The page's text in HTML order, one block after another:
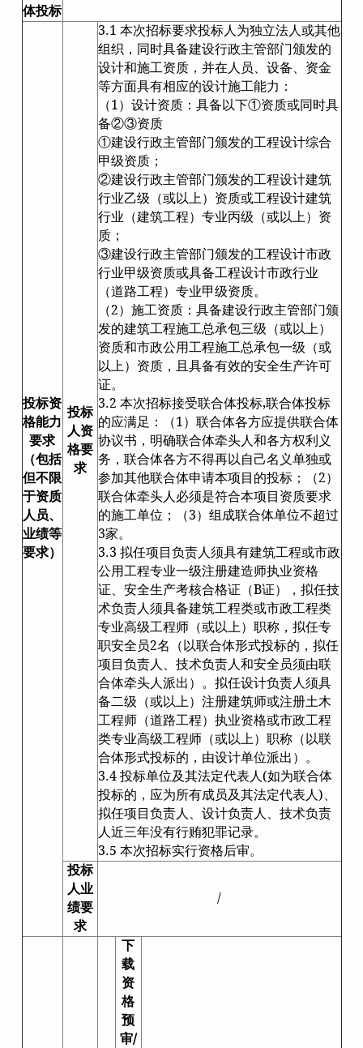
体投标
投标资
格能力
要求
（包括
但不限
于资质
人员、
业绩等
要求）
投标
人资
格要
求
3.1 本次招标要求投标人为独立法人或其他
组织，同时具备建设行政主管部门颁发的
设计和施工资质，并在人员、设备、资金
等方面具有相应的设计施工能力：
（1）设计资质：具备以下①资质或同时具
备②③资质
①建设行政主管部门颁发的工程设计综合
甲级资质；
②建设行政主管部门颁发的工程设计建筑
行业乙级（或以上）资质或工程设计建筑
行业（建筑工程）专业丙级（或以上）资
质；
③建设行政主管部门颁发的工程设计市政
行业甲级资质或具备工程设计市政行业
（道路工程）专业甲级资质。
（2）施工资质：具备建设行政主管部门颁
发的建筑工程施工总承包三级（或以上）
资质和市政公用工程施工总承包一级（或
以上）资质，且具备有效的安全生产许可
证。
3.2 本次招标接受联合体投标,联合体投标
的应满足：（1）联合体各方应提供联合体
协议书，明确联合体牵头人和各方权利义
务，联合体各方不得再以自己名义单独或
参加其他联合体申请本项目的投标；（2）
联合体牵头人必须是符合本项目资质要求
的施工单位；（3）组成联合体单位不超过
3家。
3.3 拟任项目负责人须具有建筑工程或市政
公用工程专业一级注册建造师执业资格
证、安全生产考核合格证（B证），拟任技
术负责人须具备建筑工程类或市政工程类
专业高级工程师（或以上）职称，拟任专
职安全员2名（以联合体形式投标的，拟任
项目负责人、技术负责人和安全员须由联
合体牵头人派出）。拟任设计负责人须具
备二级（或以上）注册建筑师或注册土木
工程师（道路工程）执业资格或市政工程
类专业高级工程师（或以上）职称（以联
合体形式投标的，由设计单位派出）。
3.4 投标单位及其法定代表人(如为联合体
投标的，应为所有成员及其法定代表人)、
拟任项目负责人、设计负责人、技术负责
人近三年没有行贿犯罪记录。
3.5 本次招标实行资格后审。
投标
人业
绩要
求
/
下
载
资
格
预
审/